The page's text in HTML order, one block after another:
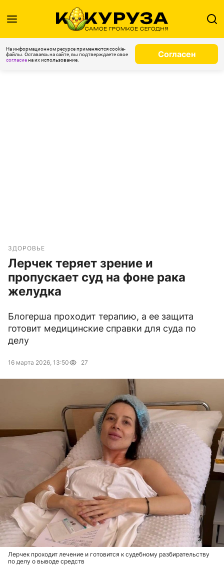
На информационном ресурсе применяются cookie-
файлы. Оставаясь на сайте, вы подтверждаете свое
согласиена их использование.
Согласен
ЗДОРОВЬЕ
Лерчек теряет зрение и
пропускает суд на фоне рака
желудка
Блогерша проходит терапию, а ее защита
готовит медицинские справки для суда по
делу
16 марта 2026, 13:50 27
Лерчек проходит лечение и готовится к судебному разбирательству
по делу о выводе средств